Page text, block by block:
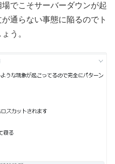
でこそサーバーダウンが起
通らない事態に陥るのでト
う。